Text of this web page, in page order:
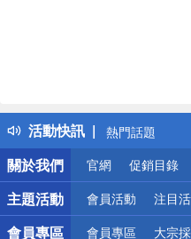
活動快訊
得獎公告
熱門話題
銀行優惠
偏遠地區配送
詐騙網頁！請
關於我們
官網 促銷目錄
主題活動 會員活動 注目
會員專區 會員專區 大宗